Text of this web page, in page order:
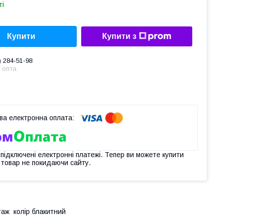
Купити Купити з
284-51-98
опта
підключені електронні платежі. Тепер ви можете купити
не покидаючи сайту.
колір блакитний